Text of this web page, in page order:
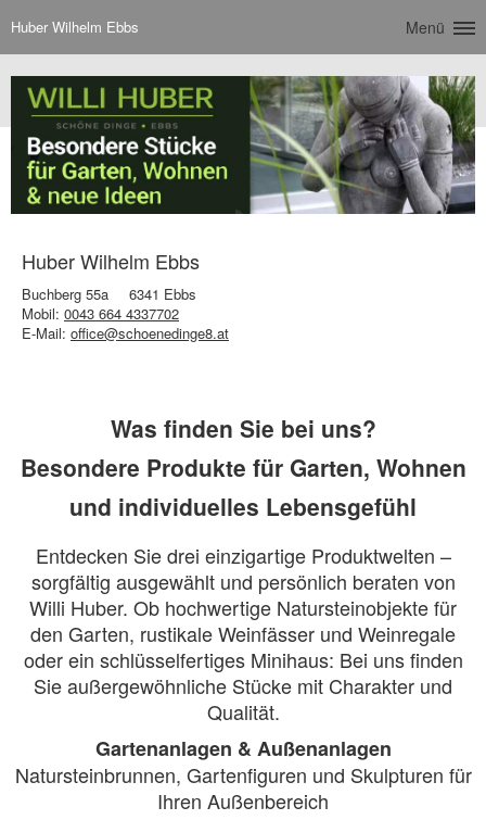
Huber Wilhelm Ebbs Menü
Huber Wilhelm Ebbs
Buchberg 55a
6341 Ebbs
Mobil: 0043 664 4337702
E-Mail: office@schoenedinge8.at
Was finden Sie bei uns?
Besondere Produkte für Garten, Wohnen
und individuelles Lebensgefühl
Entdecken Sie drei einzigartige Produktwelten –
sorgfältig ausgewählt und persönlich beraten von
Willi Huber. Ob hochwertige Natursteinobjekte für
den Garten, rustikale Weinfässer und Weinregale
oder ein schlüsselfertiges Minihaus: Bei uns finden
Sie außergewöhnliche Stücke mit Charakter und
Qualität.
Gartenanlagen & Außenanlagen
Natursteinbrunnen, Gartenfiguren und Skulpturen für
Ihren Außenbereich